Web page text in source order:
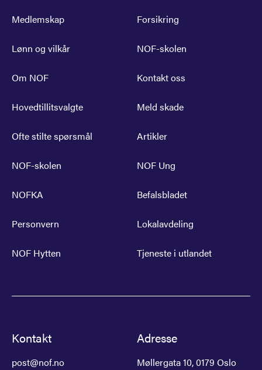
Medlemskap Forsikring
Lønn og vilkår NOF-skolen
Om NOF Kontakt oss
Hovedtillitsvalgte Meld skade
Ofte stilte spørsmål Artikler
NOF-skolen NOF Ung
NOFKA Befalsbladet
Personvern Lokalavdeling
NOF Hytten Tjeneste i utlandet
Kontakt
post@nof.no
Adresse
Møllergata 10, 0179 Oslo